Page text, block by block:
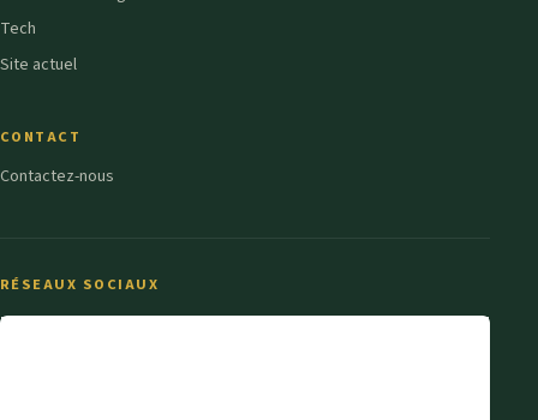
Tech
Site actuel
CONTACT
Contactez-nous
RÉSEAUX SOCIAUX